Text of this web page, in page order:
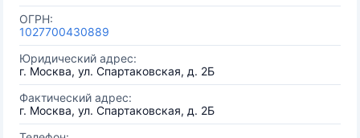
ОГРН:
1027700430889
Юридический адрес:
г. Москва, ул. Спартаковская, д. 2Б
Фактический адрес:
г. Москва, ул. Спартаковская, д. 2Б